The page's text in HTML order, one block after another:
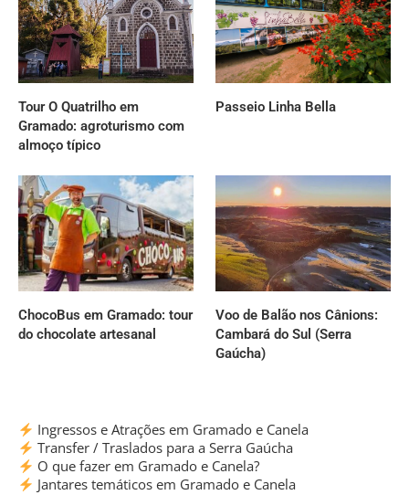
Tour O Quatrilho em
Gramado: agroturismo com
almoço típico
Passeio Linha Bella
ChocoBus em Gramado: tour
do chocolate artesanal
Voo de Balão nos Cânions:
Cambará do Sul (Serra
Gaúcha)
Ingressos e Atrações em Gramado e Canela
Transfer / Traslados para a Serra Gaúcha
O que fazer em Gramado e Canela?
Jantares temáticos em Gramado e Canela